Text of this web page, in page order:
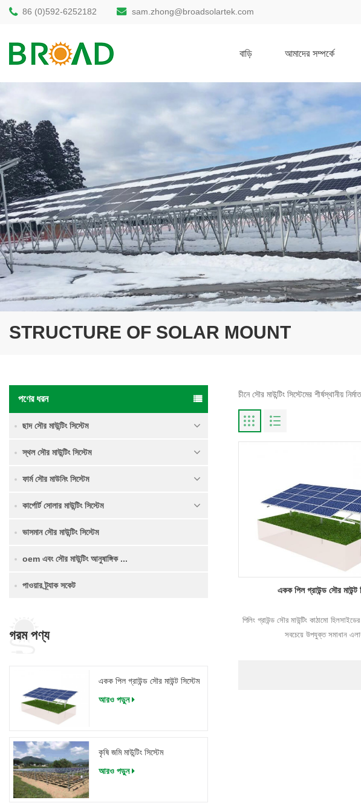
86 (0)592-6252182 sam.zhong@broadsolartek.com
বাড়ি আমাদের সম্পর্কে
STRUCTURE OF SOLAR MOUNT
পণের ধরন
ছাদ সৌর মাউন্টিং সিস্টেম
স্থল সৌর মাউন্টিং সিস্টেম
ফার্ম সৌর মাউনিং সিস্টেম
কার্পোর্ট সোলার মাউন্টিং সিস্টেম
ভাসমান সৌর মাউন্টিং সিস্টেম
oem এবং সৌর মাউন্টিং আনুষাঙ্গিক ...
পাওয়ার ট্র্যাক সকেট
গরম পণ্য
একক পিল গ্রাউন্ড সৌর মাউন্ট সিস্টেম
আরও পড়ুন
কৃষি জমি মাউন্টিং সিস্টেম
আরও পড়ুন
চীনে সৌর মাউন্টিং সিস্টেমের শীর্ষস্থানীয়
একক পিল গ্রাউন্ড সৌর মাউন্ট
পিলিং গ্রাউন্ড সৌর মাউন্টিং কাঠামো
সবচেয়ে উপযুক্ত সমাধান